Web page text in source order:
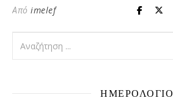
Από imelef
ΗΜΕΡΟΛΟΓΙΟ